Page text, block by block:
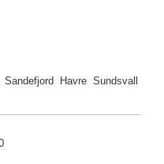
Havre Sundsvall